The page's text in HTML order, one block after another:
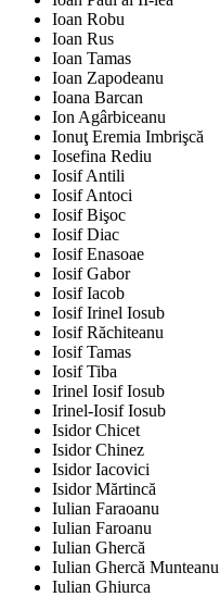
Ioan Robu
Ioan Rus
Ioan Tamas
Ioan Zapodeanu
Ioana Barcan
Ion Agârbiceanu
Ionuţ Eremia Imbrişcă
Iosefina Rediu
Iosif Antili
Iosif Antoci
Iosif Bişoc
Iosif Diac
Iosif Enasoae
Iosif Gabor
Iosif Iacob
Iosif Irinel Iosub
Iosif Răchiteanu
Iosif Tamas
Iosif Tiba
Irinel Iosif Iosub
Irinel-Iosif Iosub
Isidor Chicet
Isidor Chinez
Isidor Iacovici
Isidor Mărtincă
Iulian Faraoanu
Iulian Faroanu
Iulian Ghercă
Iulian Ghercă Munteanu
Iulian Ghiurca